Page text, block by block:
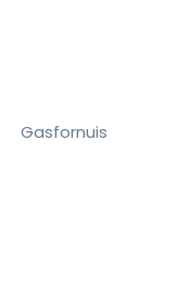
Gasfornuis